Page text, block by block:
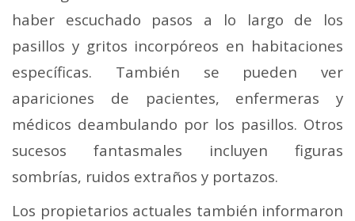
haber escuchado pasos a lo largo de los
pasillos y gritos incorpóreos en habitaciones
específicas. También se pueden ver
apariciones de pacientes, enfermeras y
médicos deambulando por los pasillos. Otros
sucesos fantasmales incluyen figuras
sombrías, ruidos extraños y portazos.
Los propietarios actuales también informaron